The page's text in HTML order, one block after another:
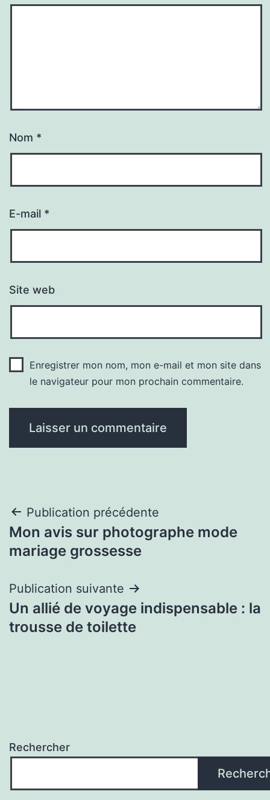
Nom *
E-mail *
Site web
Enregistrer mon nom, mon e-mail et mon site dans
le navigateur pour mon prochain commentaire.
Navigation
de
Publication précédente
Mon avis sur photographe mode
mariage grossesse
Publication suivante
Un allié de voyage indispensable : la
trousse de toilette
Rechercher